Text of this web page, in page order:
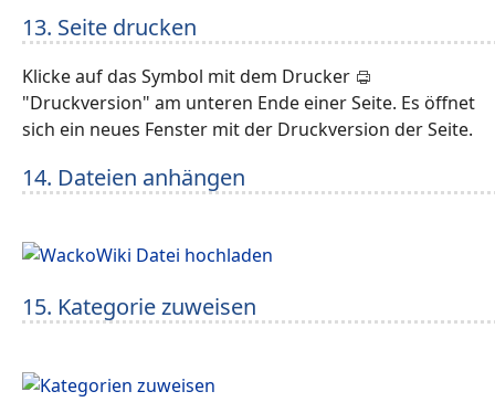
13. Seite drucken
Klicke auf das Symbol mit dem Drucker
"Druckversion" am unteren Ende einer Seite. Es öffnet
sich ein neues Fenster mit der Druckversion der Seite.
14. Dateien anhängen
15. Kategorie zuweisen